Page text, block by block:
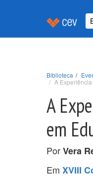
Biblioteca
A
A
em
PorVera
Em XVIII